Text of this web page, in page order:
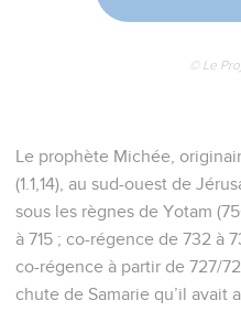
© Le
Le prophète Michée,
(1.1,14), au sud-ouest de
sous les règnes de Yotam
à 715 ; co-régence de 732 à
co-régence à partir de 727/
chute de Samarie qu’il avait